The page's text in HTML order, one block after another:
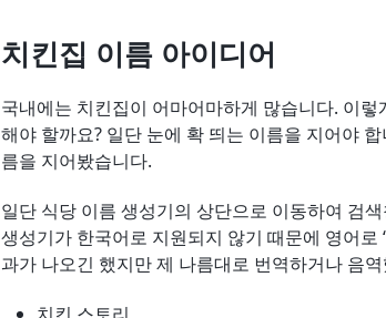
치킨집 이름 아이디어
국내에는 치킨집이 어마어마하게 많습니다. 이
해야 할까요? 일단 눈에 확 띄는 이름을 지어야
름을 지어봤습니다.
일단 식당 이름 생성기의 상단으로 이동하여 검
생성기가 한국어로 지원되지 않기 때문에 영어로
과가 나오긴 했지만 제 나름대로 번역하거나 음